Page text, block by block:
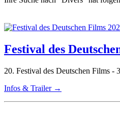
Festival des
20. Festival des Deutschen Films -
Infos & Trailer →